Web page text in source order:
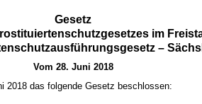
Gesetz
im
–
Vom 28. Juni 2018
2018 das folgende Gesetz beschlossen: